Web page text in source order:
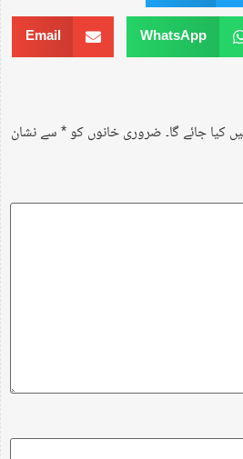
WhatsApp
Email
کیا جائے گا۔ضروری خانوں کو*سے نشان